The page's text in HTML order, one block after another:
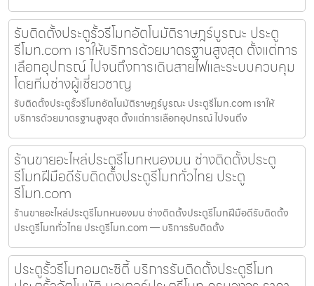
รับติดตั้งประตูรั้วรีโมทอัตโนมัติราษฎร์บูรณะ ประตู
รีโมท.com เราให้บริการด้วยมาตรฐานสูงสุด ตั้งแต่การ
เลือกอุปกรณ์ ไปจนถึงการเดินสายไฟและระบบควบคุม
โดยทีมช่างผู้เชี่ยวชาญ
รับติดตั้งประตูรั้วรีโมทอัตโนมัติราษฎร์บูรณะ ประตูรีโมท.com เราให้
บริการด้วยมาตรฐานสูงสุด ตั้งแต่การเลือกอุปกรณ์ ไปจนถึง
ร้านขายอะไหล่ประตูรีโมทหนองมน ช่างติดตั้งประตู
รีโมทฝีมือดีรับติดตั้งประตูรีโมททั่วไทย ประตู
รีโมท.com
ร้านขายอะไหล่ประตูรีโมทหนองมน ช่างติดตั้งประตูรีโมทฝีมือดีรับติดตั้ง
ประตูรีโมททั่วไทย ประตูรีโมท.com — บริการรับติดตั้ง
ประตูรั้วรีโมทอมตะซิตี้ บริการรับติดตั้งประตูรีโมท